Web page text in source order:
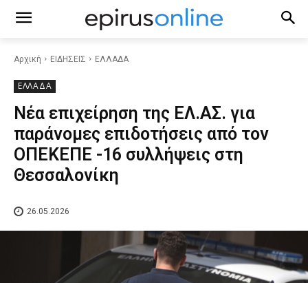
Αρχική ΕΙΔΗΣΕΙΣ ΕΛΛΑΔΑ
ΕΛΛΑΔΑ
Νέα επιχείρηση της ΕΛ.ΑΣ. για
παράνομες επιδοτήσεις από τον
ΟΠΕΚΕΠΕ -16 συλλήψεις στη
Θεσσαλονίκη
26.05.2026